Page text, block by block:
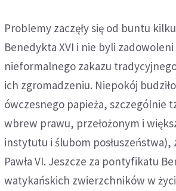
Problemy zaczęły się od buntu
Benedykta XVI i nie byli
nieformalnego zakazu
ich zgromadzeniu. Niepokój
ówczesnego papieża, szczególnie
wbrew prawu, przełożonym i
instytutu i ślubom posłuszeństwa),
Pawła VI. Jeszcze za pontyfikatu
watykańskich zwierzchników w